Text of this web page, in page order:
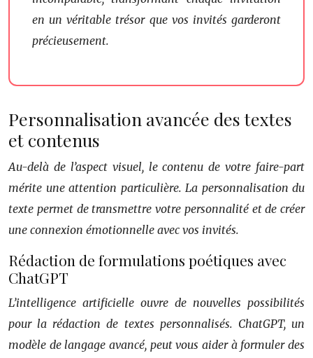
en un véritable trésor que vos invités garderont
précieusement.
Personnalisation avancée des textes
et contenus
Au-delà de l’aspect visuel, le contenu de votre faire-part
mérite une attention particulière. La personnalisation du
texte permet de transmettre votre personnalité et de créer
une connexion émotionnelle avec vos invités.
Rédaction de formulations poétiques avec
ChatGPT
L’intelligence artificielle ouvre de nouvelles possibilités
pour la rédaction de textes personnalisés. ChatGPT, un
modèle de langage avancé, peut vous aider à formuler des